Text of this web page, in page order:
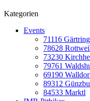
Kategorien
Events
71116
78628
73230
79761
69190
89312
84533 Marktl